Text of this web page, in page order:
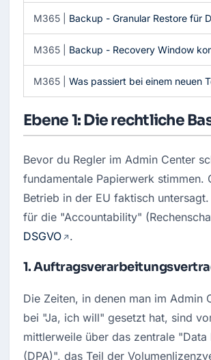
M365 | Backup - Granular Restore für
M365 | Backup - Recovery Window
M365 | Was passiert bei einem neuen
Ebene 1: Die rechtliche
Bevor du Regler im Admin Center
fundamentale Papierwerk stimmen.
Betrieb in der EU faktisch
DSGVO .
1.
Die Zeiten, in denen man im Admin
bei "Ja, ich will" gesetzt hat, sind
mittlerweile über das zentrale
(DPA)", das Teil der